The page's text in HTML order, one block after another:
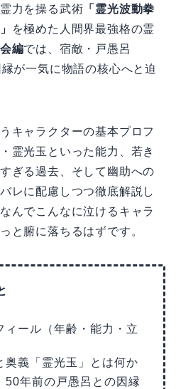
力を操る武術 「霊光波動拳
を極めた人間界最強格の霊
編では、宿敵・戸愚呂
が一気に物語の核心へと迫
キャラクターの基本プロフ
霊光玉といった能力、若き
ぎる過去、そして幽助への
レに配慮しつつ徹底解説し
んでこんなに泣けるキャラ
と腑に落ちるはずです。
ィール（年齢・能力・立
奥義「霊光玉」とは何か
年前の戸愚呂との因縁